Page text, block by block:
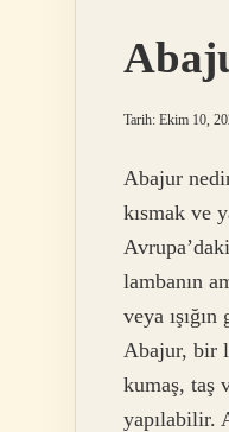
Tarih: Ekim 10,
Abajur
kısmak ve
lambanın
veya
Abajur, bir
kumaş, taş
yapılabilir.